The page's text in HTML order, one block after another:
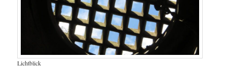
Lichtblick